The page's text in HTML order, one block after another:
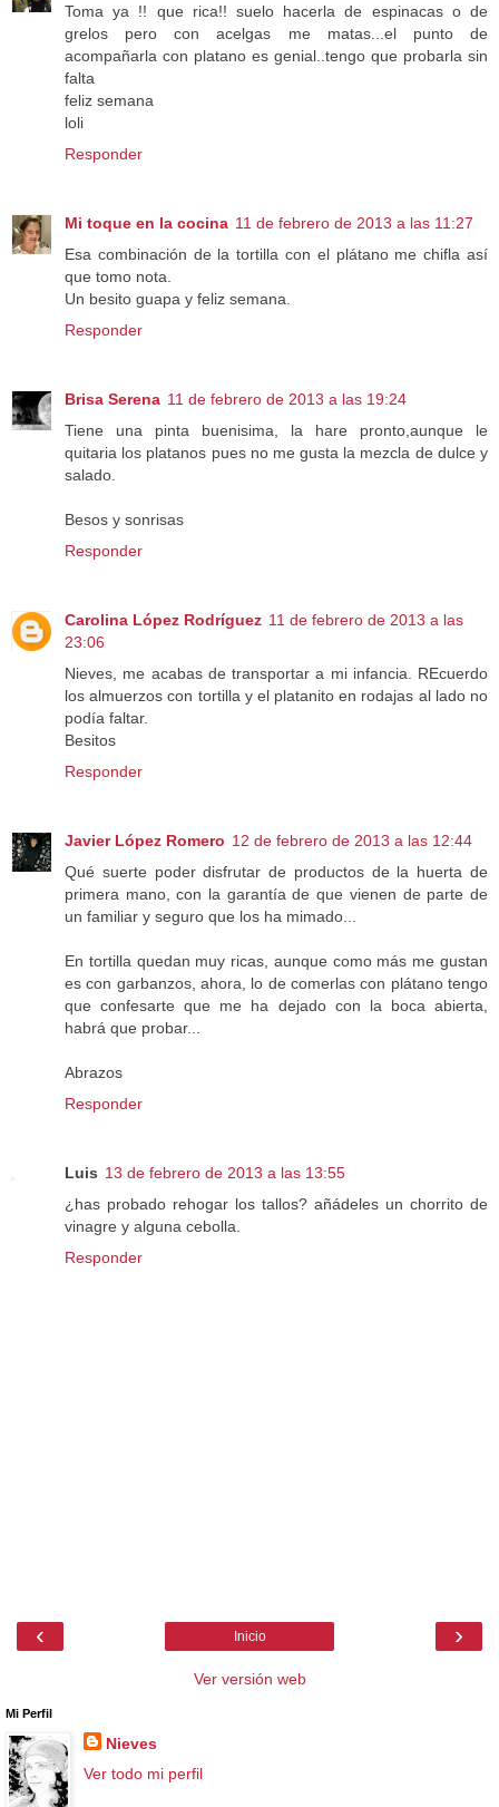
Toma ya !! que rica!! suelo hacerla de espinacas o de
grelos pero con acelgas me matas...el punto de
acompañarla con platano es genial..tengo que probarla sin
falta
feliz semana
loli
Responder
Mi toque en la cocina 11 de febrero de 2013 a las 11:27
Esa combinación de la tortilla con el plátano me chifla así
que tomo nota.
Un besito guapa y feliz semana.
Responder
Brisa Serena 11 de febrero de 2013 a las 19:24
Tiene una pinta buenisima, la hare pronto,aunque le
quitaria los platanos pues no me gusta la mezcla de dulce y
salado.
Besos y sonrisas
Responder
Carolina López Rodríguez 11 de febrero de 2013 a las
23:06
Nieves, me acabas de transportar a mi infancia. REcuerdo
los almuerzos con tortilla y el platanito en rodajas al lado no
podía faltar.
Besitos
Responder
Javier López Romero 12 de febrero de 2013 a las 12:44
Qué suerte poder disfrutar de productos de la huerta de
primera mano, con la garantía de que vienen de parte de
un familiar y seguro que los ha mimado...
En tortilla quedan muy ricas, aunque como más me gustan
es con garbanzos, ahora, lo de comerlas con plátano tengo
que confesarte que me ha dejado con la boca abierta,
habrá que probar...
Abrazos
Responder
Luis 13 de febrero de 2013 a las 13:55
¿has probado rehogar los tallos? añádeles un chorrito de
vinagre y alguna cebolla.
Responder
‹ ›
Inicio
Ver versión web
Mi Perfil
Nieves
Ver todo mi perfil